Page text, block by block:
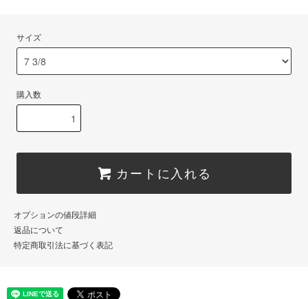
サイズ
購入数
カートに入れる
オプションの値段詳細
返品について
特定商取引法に基づく表記